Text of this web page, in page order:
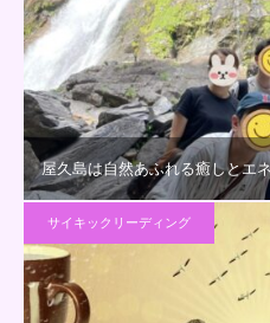
屋久島は自然あふれる癒しとエ
サイキックリーディング